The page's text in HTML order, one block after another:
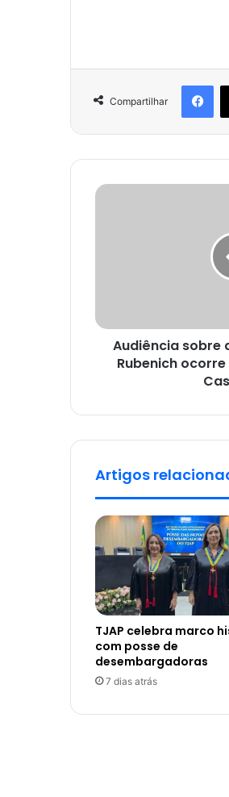
Compartilhar
Audiência sobre
Rubenich
Artigos
TJAP celebra marco
com posse de
desembargadoras
7 dias atrás